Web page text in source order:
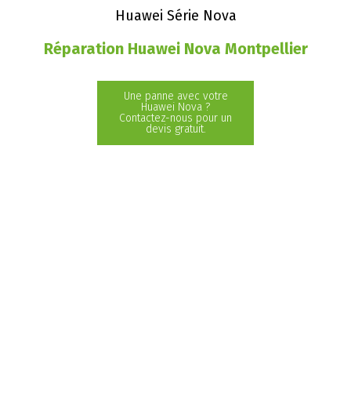
Huawei Série Nova
Réparation Huawei Nova Montpellier
Une panne avec votre
Huawei Nova ?
Contactez-nous pour un
devis gratuit.